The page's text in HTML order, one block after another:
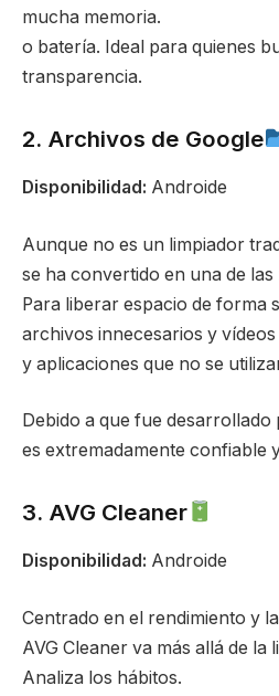
mucha memoria.
o batería. Ideal para quienes
transparencia.
2. Archivos de Google
Disponibilidad: Androide
Aunque no es un limpiador
se ha convertido en una de
Para liberar espacio de forma
archivos innecesarios y
y aplicaciones que no se
Debido a que fue
es extremadamente confiable
3. AVG Cleaner
Disponibilidad: Androide
Centrado en el rendimiento y
AVG Cleaner va más allá de la
Analiza los hábitos.